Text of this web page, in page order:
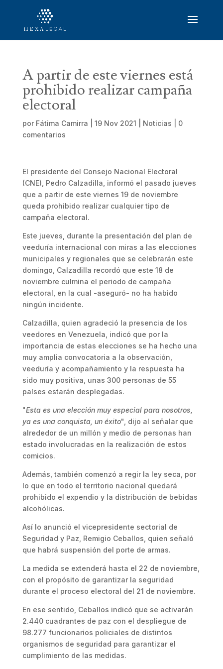
A partir de este viernes está
prohibido realizar campaña
electoral
por Fátima Camirra 19 Nov 2021 Noticias
0
comentarios
El presidente del Consejo Nacional Electoral
(CNE), Pedro Calzadilla, informó el pasado jueves
que a partir de este viernes 19 de noviembre
queda prohibido realizar cualquier tipo de
campaña electoral.
Este jueves, durante la presentación del plan de
veeduría internacional con miras a las elecciones
municipales y regionales que se celebrarán este
domingo, Calzadilla recordó que este 18 de
noviembre culmina el periodo de campaña
electoral, en la cual -aseguró- no ha habido
ningún incidente.
Calzadilla, quien agradeció la presencia de los
veedores en Venezuela, indicó que por la
importancia de estas elecciones se ha hecho una
muy amplia convocatoria a la observación,
veeduría y acompañamiento y la respuesta ha
sido muy positiva, unas 300 personas de 55
países estarán desplegadas.
"Esta es una elección muy especial para nosotros,
ya es una conquista, un éxito", dijo al señalar que
alrededor de un millón y medio de personas han
estado involucradas en la realización de estos
comicios.
Además, también comenzó a regir la ley seca, por
lo que en todo el territorio nacional quedará
prohibido el expendio y la distribución de bebidas
alcohólicas.
Así lo anunció el vicepresidente sectorial de
Seguridad y Paz, Remigio Ceballos, quien señaló
que habrá suspensión del porte de armas.
La medida se extenderá hasta el 22 de noviembre,
con el propósito de garantizar la seguridad
durante el proceso electoral del 21 de noviembre.
En ese sentido, Ceballos indicó que se activarán
2.440 cuadrantes de paz con el despliegue de
98.277 funcionarios policiales de distintos
organismos de seguridad para garantizar el
cumplimiento de las medidas.